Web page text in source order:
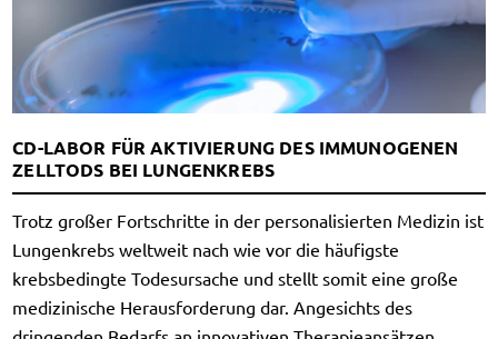
CD-LABOR FÜR AKTIVIERUNG DES IMMUNOGENEN
ZELLTODS BEI LUNGENKREBS
Trotz großer Fortschritte in der personalisierten Medizin ist
Lungenkrebs weltweit nach wie vor die häufigste
krebsbedingte Todesursache und stellt somit eine große
medizinische Herausforderung dar. Angesichts des